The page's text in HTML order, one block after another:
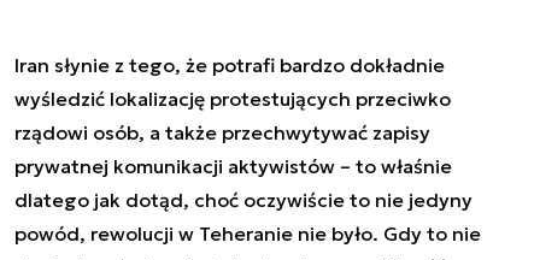
Iran słynie z tego, że potrafi bardzo dokładnie
wyśledzić lokalizację protestujących przeciwko
rządowi osób, a także przechwytywać zapisy
prywatnej komunikacji aktywistów – to właśnie
dlatego jak dotąd, choć oczywiście to nie jedyny
powód, rewolucji w Teheranie nie było. Gdy to nie